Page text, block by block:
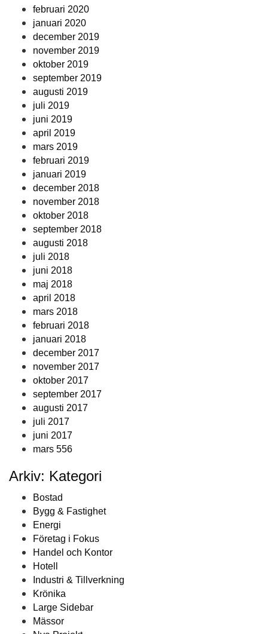
februari 2020
januari 2020
december 2019
november 2019
oktober 2019
september 2019
augusti 2019
juli 2019
juni 2019
april 2019
mars 2019
februari 2019
januari 2019
december 2018
november 2018
oktober 2018
september 2018
augusti 2018
juli 2018
juni 2018
maj 2018
april 2018
mars 2018
februari 2018
januari 2018
december 2017
november 2017
oktober 2017
september 2017
augusti 2017
juli 2017
juni 2017
mars 556
Arkiv: Kategori
Bostad
Bygg & Fastighet
Energi
Företag i Fokus
Handel och Kontor
Hotell
Industri & Tillverkning
Krönika
Large Sidebar
Mässor